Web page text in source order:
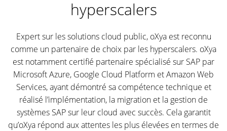
hyperscalers
Expert sur les solutions cloud public, oXya est reconnu
comme un partenaire de choix par les hyperscalers. oXya
est notamment certifié partenaire spécialisé sur SAP par
Microsoft Azure, Google Cloud Platform et Amazon Web
Services, ayant démontré sa compétence technique et
réalisé l’implémentation, la migration et la gestion de
systèmes SAP sur leur cloud avec succès. Cela garantit
qu’oXya répond aux attentes les plus élevées en termes de